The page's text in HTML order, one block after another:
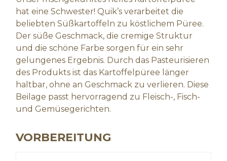
hat eine Schwester! Quik’s verarbeitet die
beliebten Süßkartoffeln zu köstlichem Püree.
Der süße Geschmack, die cremige Struktur
und die schöne Farbe sorgen für ein sehr
gelungenes Ergebnis. Durch das Pasteurisieren
des Produkts ist das Kartoffelpüree länger
haltbar, ohne an Geschmack zu verlieren. Diese
Beilage passt hervorragend zu Fleisch-, Fisch-
und Gemüsegerichten.
VORBEREITUNG